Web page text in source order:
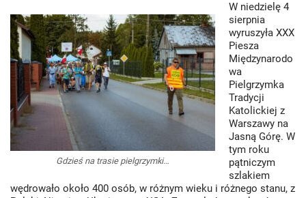
Gdzieś na trasie pielgrzymki…
W niedzielę 4
sierpnia
wyruszyła XXX
Piesza
Międzynarodo
wa
Pielgrzymka
Tradycji
Katolickiej z
Warszawy na
Jasną Górę. W
tym roku
pątniczym
szlakiem
wędrowało około 400 osób, w różnym wieku i różnego stanu, z